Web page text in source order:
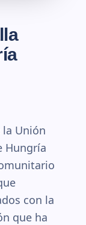
la Unión
Hungría
con la
que ha